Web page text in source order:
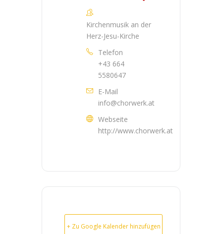
Kirchenmusik an der
Herz-Jesu-Kirche
Telefon
+43 664
5580647
E-Mail
info@chorwerk.at
Webseite
http://www.chorwerk.at
+ Zu Google Kalender hinzufügen